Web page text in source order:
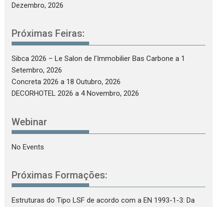
Dezembro, 2026
Próximas Feiras:
Sibca 2026 – Le Salon de l’Immobilier Bas Carbone a 1
Setembro, 2026
Concreta 2026 a 18 Outubro, 2026
DECORHOTEL 2026 a 4 Novembro, 2026
Webinar
No Events
Próximas Formações:
Estruturas do Tipo LSF de acordo com a EN 1993-1-3: Da